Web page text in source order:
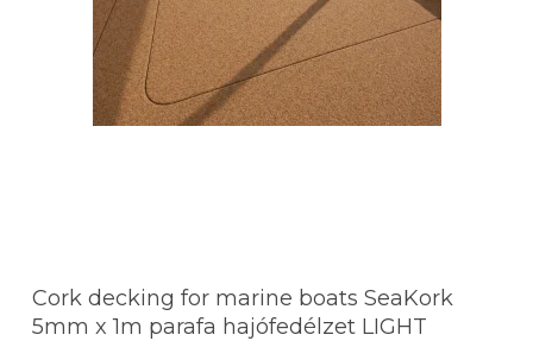
Cork decking for marine boats SeaKork
5mm x 1m parafa hajófedélzet LIGHT